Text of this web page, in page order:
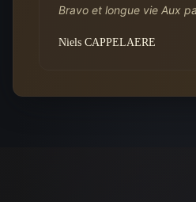
Bravo et longue vie Aux
Niels CAPPELAERE